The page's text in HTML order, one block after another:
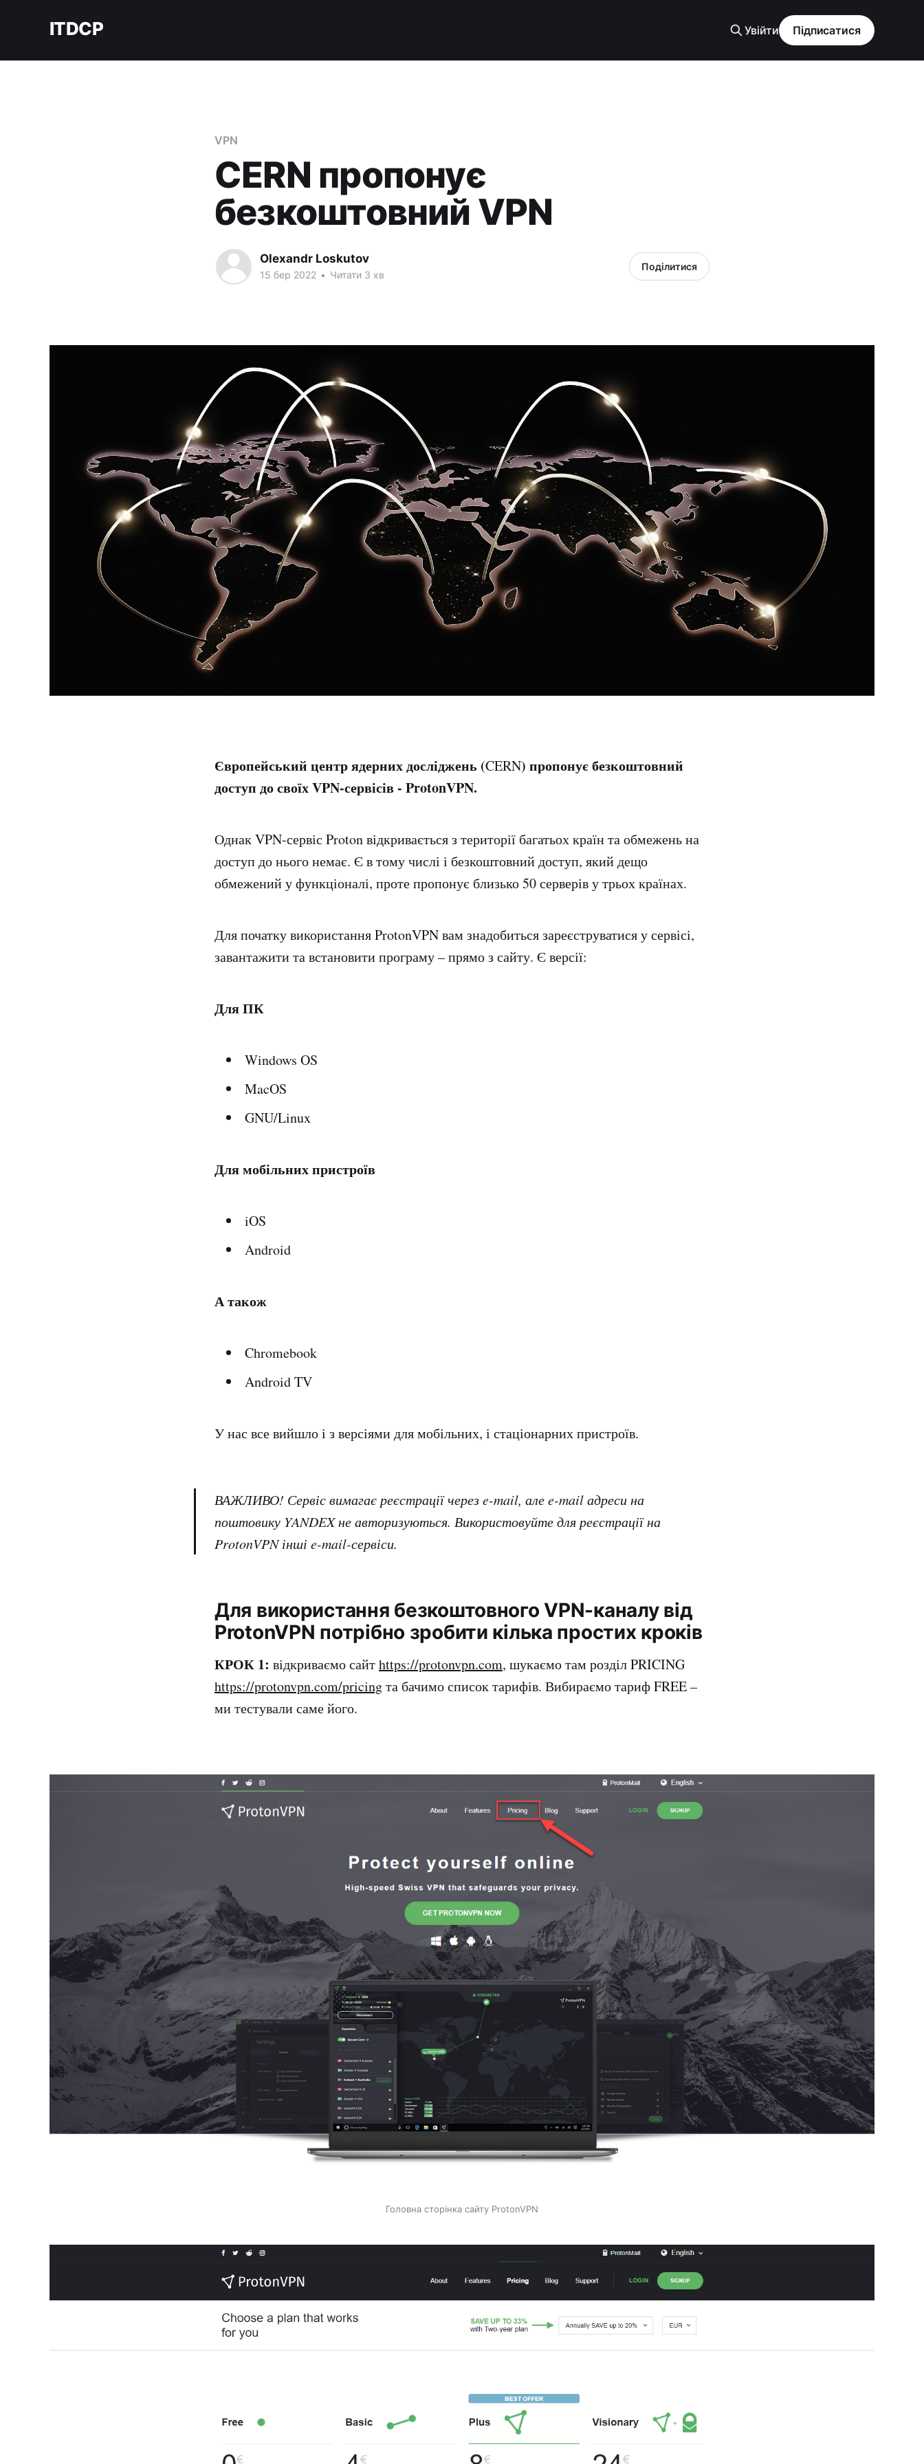
ITDCP Увійти Підписатися
VPN
CERN пропонує
безкоштовний VPN
Olexandr Loskutov
15 бер 2022 • Читати 3 хв
Поділитися
Європейський центр ядерних досліджень (CERN) пропонує безкоштовний
доступ до своїх VPN-сервісів - ProtonVPN.
Однак VPN-сервіс Proton відкривається з території багатьох країн та обмежень на
доступ до нього немає. Є в тому числі і безкоштовний доступ, який дещо
обмежений у функціоналі, проте пропонує близько 50 серверів у трьох країнах.
Для початку використання ProtonVPN вам знадобиться зареєструватися у сервісі,
завантажити та встановити програму – прямо з сайту. Є версії:
Для ПК
Windows OS
MacOS
GNU/Linux
Для мобільних пристроїв
iOS
Android
А також
Chromebook
Android TV
У нас все вийшло і з версіями для мобільних, і стаціонарних пристроїв.
ВАЖЛИВО! Сервіс вимагає реєстрації через e-mail, але e-mail адреси на
поштовику YANDEX не авторизуються. Використовуйте для реєстрації на
ProtonVPN інші e-mail-сервіси.
Для використання безкоштовного VPN-каналу від
ProtonVPN потрібно зробити кілька простих кроків
КРОК 1: відкриваємо сайтhttps://protonvpn.com, шукаємо там розділ PRICING
https://protonvpn.com/pricingта бачимо список тарифів. Вибираємо тариф FREE –
ми тестували саме його.
Головна сторінка сайту ProtonVPN